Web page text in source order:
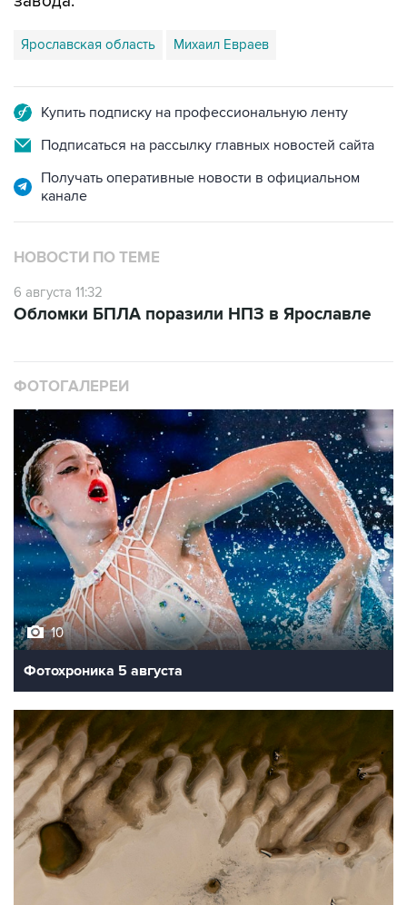
Ярославская область Михаил Евраев
Купить подписку на профессиональную ленту
Подписаться на рассылку главных новостей сайта
Получать оперативные новости в официальном
канале
НОВОСТИ ПО ТЕМЕ
6 августа 11:32
Обломки БПЛА поразили НПЗ в Ярославле
ФОТОГАЛЕРЕИ
10
Фотохроника 5 августа